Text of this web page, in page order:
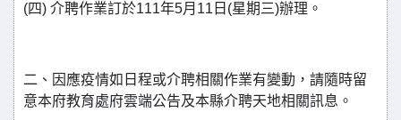
(四) 介聘作業訂於111年5月11日(星期三)辦理。
二、因應疫情如日程或介聘相關作業有變動，請隨時留
意本府教育處府雲端公告及本縣介聘天地相關訊息。